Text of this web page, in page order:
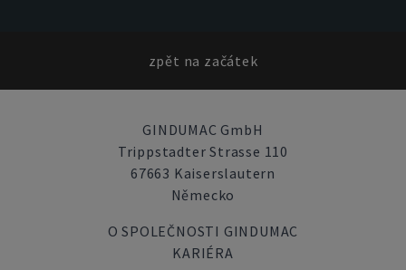
zpět na začátek
GINDUMAC GmbH
Trippstadter Strasse 110
67663 Kaiserslautern
Německo
O SPOLEČNOSTI GINDUMAC
KARIÉRA